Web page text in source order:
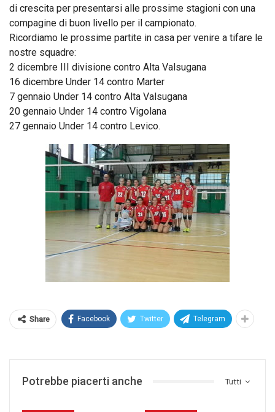
di crescita per presentarsi alle prossime stagioni con una
compagine di buon livello per il campionato.
Ricordiamo le prossime partite in casa per venire a tifare le
nostre squadre:
2 dicembre III divisione contro Alta Valsugana
16 dicembre Under 14 contro Marter
7 gennaio Under 14 contro Alta Valsugana
20 gennaio Under 14 contro Vigolana
27 gennaio Under 14 contro Levico.
Share Facebook Twitter Telegram
Tutti
Potrebbe piacerti anche